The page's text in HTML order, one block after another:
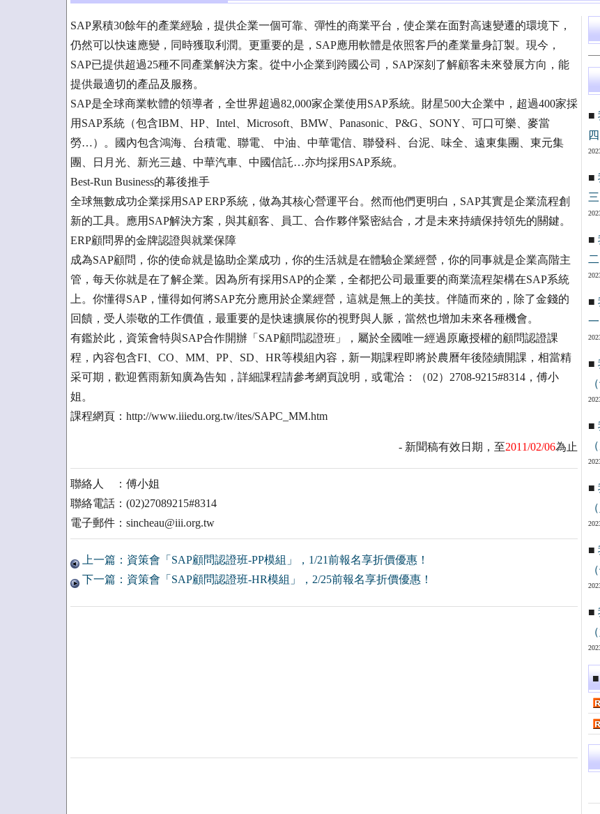
SAP累積30餘年的產業經驗，提供企業一個可靠、彈性的商業平台，使企業在面對高速變遷的環境下，
仍然可以快速應變，同時獲取利潤。更重要的是，SAP應用軟體是依照客戶的產業量身訂製。現今，
SAP已提供超過25種不同產業解決方案。從中小企業到跨國公司，SAP深刻了解顧客未來發展方向，能
提供最適切的產品及服務。
SAP是全球商業軟體的領導者，全世界超過82,000家企業使用SAP系統。財星500大企業中，超過400家採
用SAP系統（包含IBM、HP、Intel、Microsoft、BMW、Panasonic、P&G、SONY、可口可樂、麥當
勞…）。國內包含鴻海、台積電、聯電、 中油、中華電信、聯發科、台泥、味全、遠東集團、東元集
團、日月光、新光三越、中華汽車、中國信託…亦均採用SAP系統。
Best-Run Business的幕後推手
全球無數成功企業採用SAP ERP系統，做為其核心營運平台。然而他們更明白，SAP其實是企業流程創
新的工具。應用SAP解決方案，與其顧客、員工、合作夥伴緊密結合，才是未來持續保持領先的關鍵。
ERP顧問界的金牌認證與就業保障
成為SAP顧問，你的使命就是協助企業成功，你的生活就是在體驗企業經營，你的同事就是企業高階主
管，每天你就是在了解企業。因為所有採用SAP的企業，全都把公司最重要的商業流程架構在SAP系統
上。你懂得SAP，懂得如何將SAP充分應用於企業經營，這就是無上的美技。伴隨而來的，除了金錢的
回饋，受人崇敬的工作價值，最重要的是快速擴展你的視野與人脈，當然也增加未來各種機會。
有鑑於此，資策會特與SAP合作開辦「SAP顧問認證班」，屬於全國唯一經過原廠授權的顧問認證課
程，內容包含FI、CO、MM、PP、SD、HR等模組內容，新一期課程即將於農曆年後陸續開課，相當精
采可期，歡迎舊雨新知廣為告知，詳細課程請參考網頁說明，或電洽：（02）2708-9215#8314，傅小
姐。
課程網頁：http://www.iiiedu.org.tw/ites/SAPC_MM.htm
- 新聞稿有效日期，至2011/02/06為止
聯絡人 ：傅小姐
聯絡電話：(02)27089215#8314
電子郵件：sincheau@iii.org.tw
上一篇：資策會「SAP顧問認證班-PP模組」，1/21前報名享折價優惠！
下一篇：資策會「SAP顧問認證班-HR模組」，2/25前報名享折價優惠！
■
■
■
■
■
■
■
■
■